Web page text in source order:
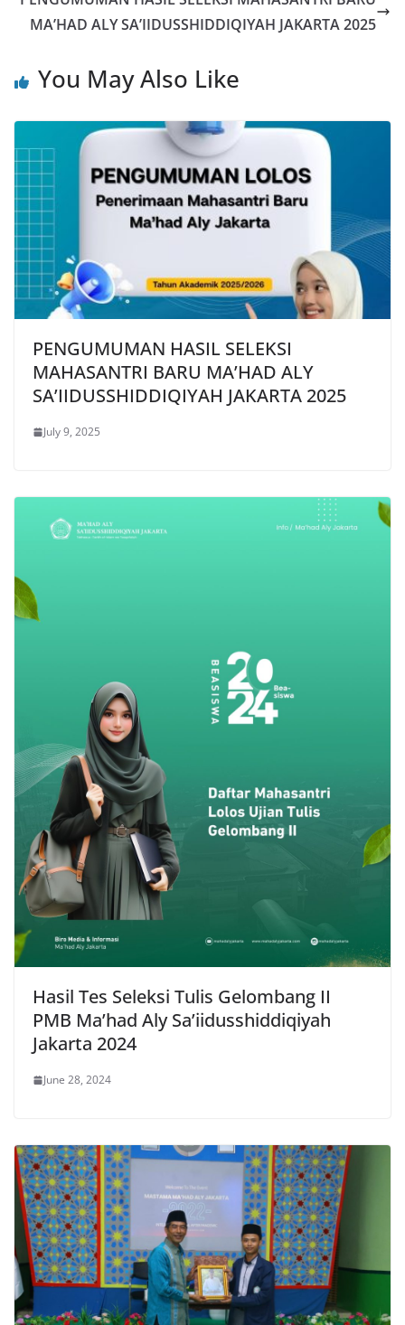
MA’HAD ALY SA’IIDUSSHIDDIQIYAH JAKARTA 2025
You May Also Like
PENGUMUMAN HASIL SELEKSI
MAHASANTRI BARU MA’HAD ALY
SA’IIDUSSHIDDIQIYAH JAKARTA 2025
July 9, 2025
Hasil Tes Seleksi Tulis Gelombang II
PMB Ma’had Aly Sa’iidusshiddiqiyah
Jakarta 2024
June 28, 2024